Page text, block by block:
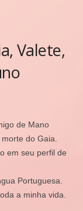
Valete,
de Mano
do Gaia.
em seu perfil de
Portuguesa.
a minha vida.